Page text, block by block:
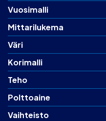
Vuosimalli
Mittarilukema
Väri
Korimalli
Teho
Polttoaine
Vaihteisto